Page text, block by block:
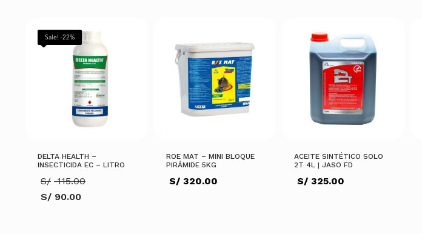
Sale! -22%
DELTA HEALTH –
INSECTICIDA EC – LITRO
S/ 115.00
S/ 90.00
ROE MAT – MINI BLOQUE
PIRÁMIDE 5KG
S/320.00
ACEITE SINTÉTICO SOLO
2T 4L | JASO FD
S/ 325.00